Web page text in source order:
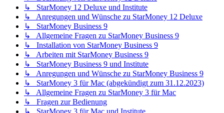
↳ StarMoney 12 Deluxe und Institute
↳ Anregungen und Wünsche zu StarMoney 12 Deluxe
↳ StarMoney Business 9
↳ Allgemeine Fragen zu StarMoney Business 9
↳ Installation von StarMoney Business 9
↳ Arbeiten mit StarMoney Business 9
↳ StarMoney Business 9 und Institute
↳ Anregungen und Wünsche zu StarMoney Business 9
↳ StarMoney 3 für Mac (abgekündigt zum 31.12.2023)
↳ Allgemeine Fragen zu StarMoney 3 für Mac
↳ Fragen zur Bedienung